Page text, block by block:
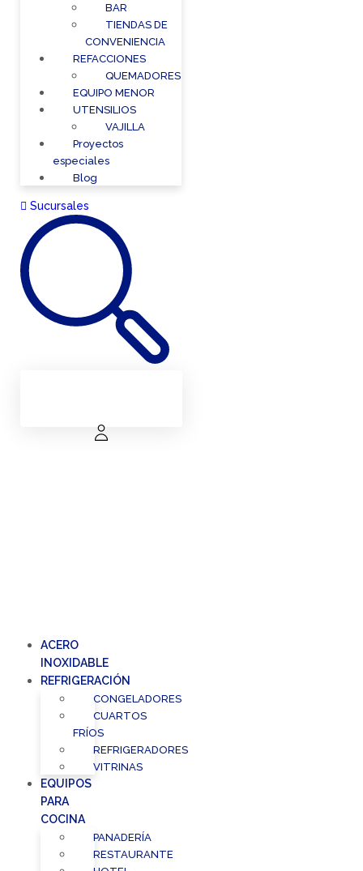
BAR
TIENDAS DE
CONVENIENCIA
REFACCIONES
QUEMADORES
EQUIPO MENOR
UTENSILIOS
VAJILLA
Proyectos
especiales
Blog
Sucursales
ACERO
INOXIDABLE
REFRIGERACIÓN
CONGELADORES
CUARTOS
FRÍOS
REFRIGERADORES
VITRINAS
EQUIPOS
PARA
COCINA
PANADERÍA
RESTAURANTE